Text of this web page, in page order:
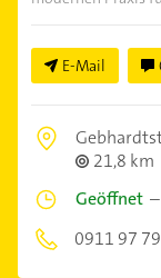
E-Mail
21,8 km
Geöffnet –
0911 97